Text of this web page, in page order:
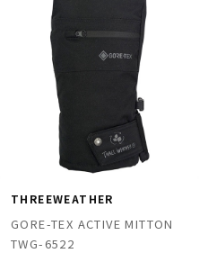
THREEWEATHER
GORE-TEX ACTIVE MITTON
TWG-6522